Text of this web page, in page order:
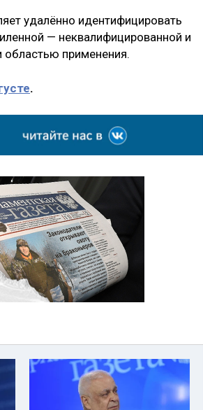
удалённо идентифицировать
— неквалифицированной и
применения.
.